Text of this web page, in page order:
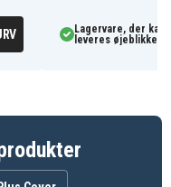
vigtigste kort med på
Lagervare, der kan
leveres